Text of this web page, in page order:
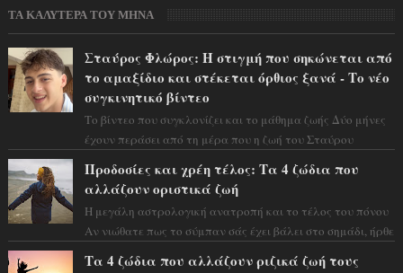
ΤΑ ΚΑΛΥΤΕΡΑ ΤΟΥ ΜΗΝΑ
Σταύρος Φλώρος: Η στιγμή που σηκώνεται από
το αμαξίδιο και στέκεται όρθιος ξανά - Το νέο
συγκινητικό βίντεο
Το βίντεο που συγκλονίζει και το μάθημα ζωής Δύο μήνες
έχουν περάσει από τη μέρα που η ζωή του Σταύρου
Προδοσίες και χρέη τέλος: Τα 4 ζώδια που
αλλάζουν οριστικά ζωή
Η μεγάλη αστρολογική ανατροπή και το τέλος του πόνου
Αν νιώθατε πως το σύμπαν σάς έχει βάλει στο σημάδι, ήρθε
Τα 4 ζώδια που αλλάζουν ριζικά ζωή τους